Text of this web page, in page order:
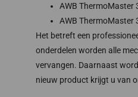
AWB ThermoMaster
AWB ThermoMaster
Het betreft een
onderdelen worden alle
vervangen. Daarnaast
nieuw product krijgt u van